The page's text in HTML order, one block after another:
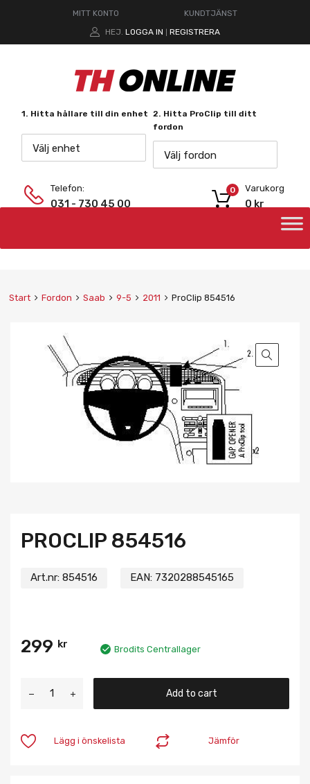
MITT KONTO
KUNDTJÄNST
HEJ. LOGGA IN REGISTRERA
1. Hitta hållare till din enhet
Välj enhet
2. Hitta ProClip till ditt
fordon
Välj fordon
Telefon:
031 - 730 45 00
Varukorg
0 kr
0
Start Fordon Saab 9-5 2011 ProClip 854516
PROCLIP 854516
Art.nr: 854516 EAN: 7320288545165
299 kr Brodits Centrallager
Add to cart
Jämför
Lägg i önskelista